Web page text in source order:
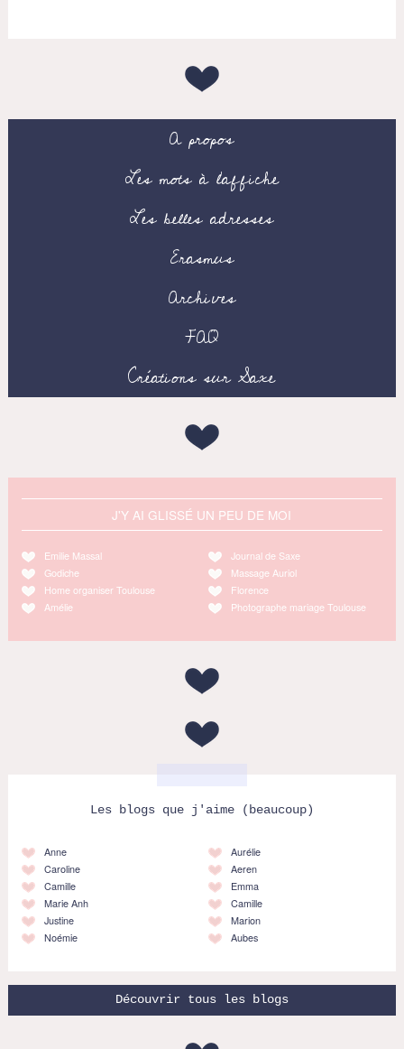
A propos
Les mots à l’affiche
Les belles adresses
Erasmus
Archives
FAQ
Créations sur Saxe
J'Y AI GLISSÉ UN PEU DE MOI
Emilie Massal
Godiche
Home organiser Toulouse
Amélie
Journal de Saxe
Massage Auriol
Florence
Photographe mariage Toulouse
Les blogs que j'aime (beaucoup)
Anne
Caroline
Camille
Marie Anh
Justine
Noémie
Aurélie
Aeren
Emma
Camille
Marion
Aubes
Découvrir tous les blogs